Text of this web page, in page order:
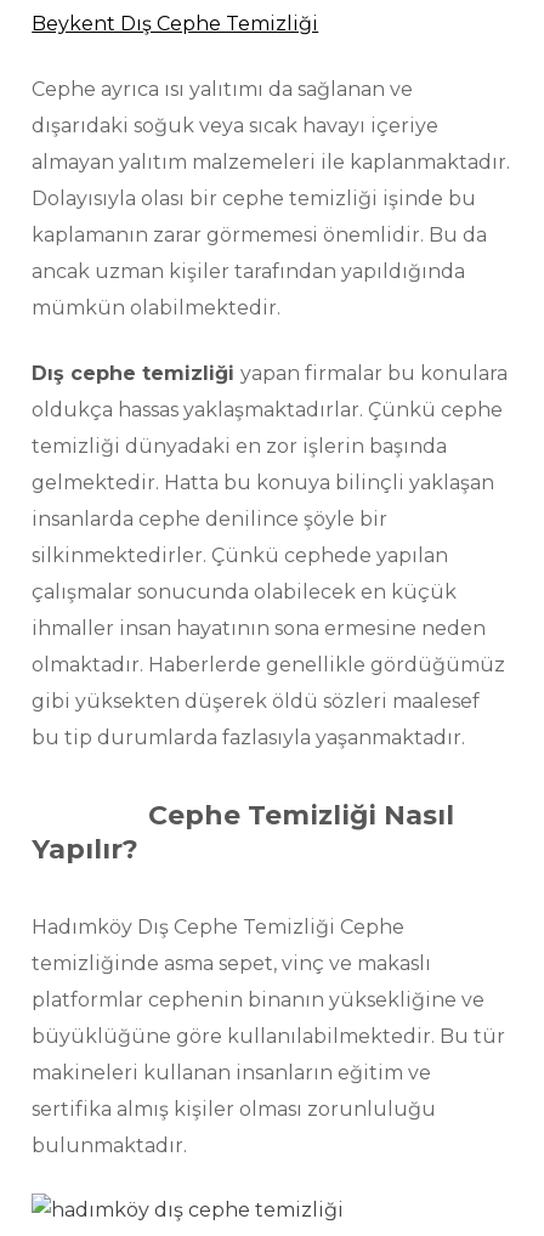
Beykent Dış Cephe Temizliği
Cephe ayrıca ısı yalıtımı da sağlanan ve
dışarıdaki soğuk veya sıcak havayı içeriye
almayan yalıtım malzemeleri ile kaplanmaktadır.
Dolayısıyla olası bir cephe temizliği işinde bu
kaplamanın zarar görmemesi önemlidir. Bu da
ancak uzman kişiler tarafından yapıldığında
mümkün olabilmektedir.
Dış cephe temizliğiyapan firmalar bu konulara
oldukça hassas yaklaşmaktadırlar. Çünkü cephe
temizliği dünyadaki en zor işlerin başında
gelmektedir. Hatta bu konuya bilinçli yaklaşan
insanlarda cephe denilince şöyle bir
silkinmektedirler. Çünkü cephede yapılan
çalışmalar sonucunda olabilecek en küçük
ihmaller insan hayatının sona ermesine neden
olmaktadır. Haberlerde genellikle gördüğümüz
gibi yüksekten düşerek öldü sözleri maalesef
bu tip durumlarda fazlasıyla yaşanmaktadır.
Cephe Temizliği Nasıl
Yapılır?
Hadımköy Dış Cephe Temizliği Cephe
temizliğinde asma sepet, vinç ve makaslı
platformlar cephenin binanın yüksekliğine ve
büyüklüğüne göre kullanılabilmektedir. Bu tür
makineleri kullanan insanların eğitim ve
sertifika almış kişiler olması zorunluluğu
bulunmaktadır.